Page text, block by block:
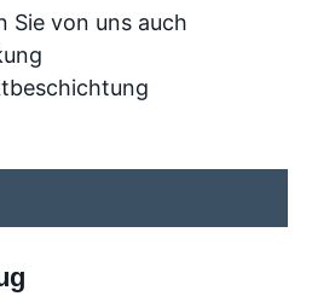
Sie von uns auch